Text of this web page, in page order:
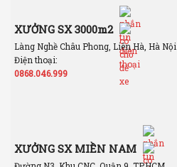
XƯỞNG SX 3000m2
Làng Nghề Châu Phong, Liên Hà, Hà Nội
Điện thoại:
0868.046.999
XƯỞNG SX MIỀN NAM